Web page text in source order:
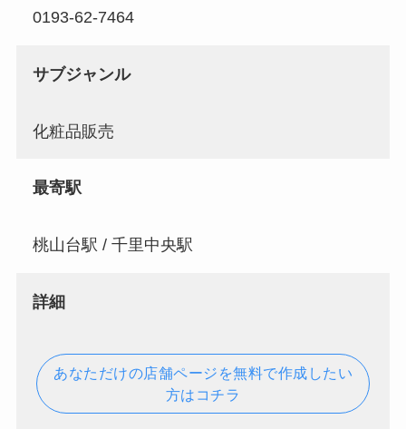
0193-62-7464
サブジャンル
化粧品販売
最寄駅
桃山台駅 / 千里中央駅
詳細
あなただけの店舗ページを無料で作成したい
方はコチラ